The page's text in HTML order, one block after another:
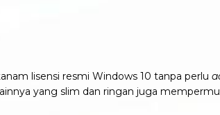
lisensi resmi Windows 10 tanpa perlu
yang slim dan ringan juga